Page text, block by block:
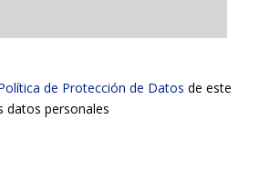
de Protección de Datos de este
datos personales